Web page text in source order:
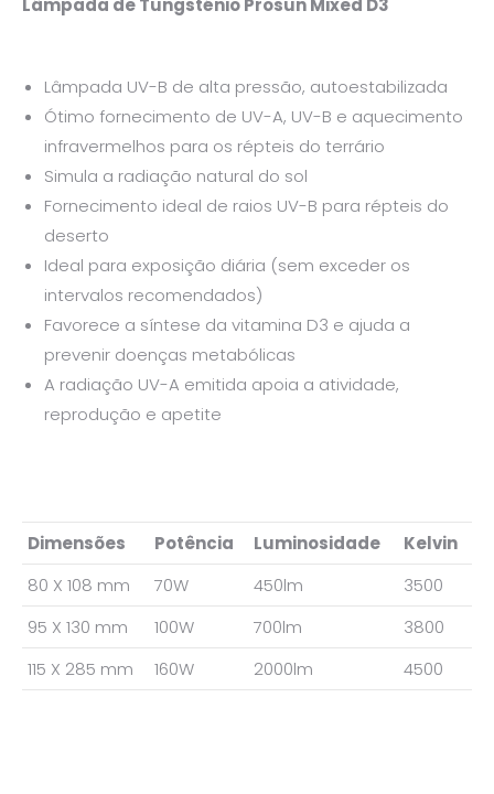
Lâmpada de Tungsténio Prosun Mixed D3
Lâmpada UV-B de alta pressão, autoestabilizada
Ótimo fornecimento de UV-A, UV-B e aquecimento
infravermelhos para os répteis do terrário
Simula a radiação natural do sol
Fornecimento ideal de raios UV-B para répteis do
deserto
Ideal para exposição diária (sem exceder os
intervalos recomendados)
Favorece a síntese da vitamina D3 e ajuda a
prevenir doenças metabólicas
A radiação UV-A emitida apoia a atividade,
reprodução e apetite
Dimensões Potência Luminosidade
Kelvin
80 X 108 mm
70W 450lm
3500
95 X 130 mm
100W 700lm
3800
115 X 285 mm
160W 2000lm 4500